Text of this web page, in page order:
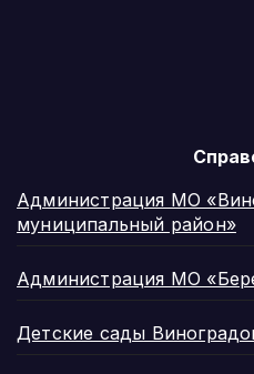
Администрация МО
муниципальный район»
Администрация МО
Детские сады